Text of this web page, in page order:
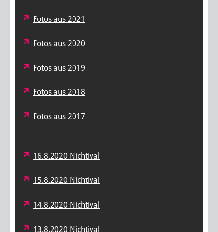
Fotos aus 2021
Fotos aus 2020
Fotos aus 2019
Fotos aus 2018
Fotos aus 2017
16.8.2020 Nichtival
15.8.2020 Nichtival
14.8.2020 Nichtival
13.8.2020 Nichtival